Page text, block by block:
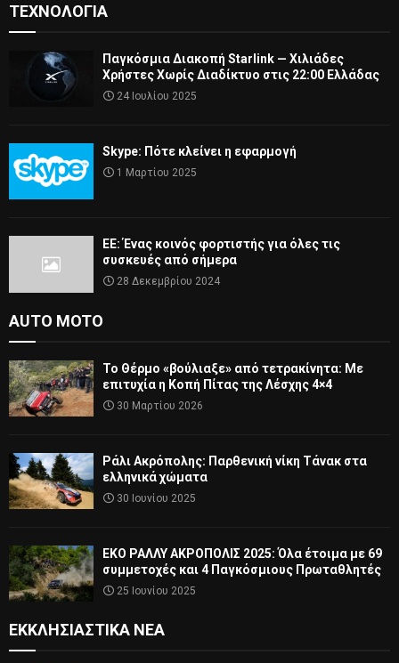
ΤΕΧΝΟΛΟΓΊΑ
Παγκόσμια Διακοπή Starlink — Χιλιάδες
Χρήστες Χωρίς Διαδίκτυο στις 22:00 Ελλάδας
24 Ιουλίου 2025
Skype: Πότε κλείνει η εφαρμογή
1 Μαρτίου 2025
ΕΕ: Ένας κοινός φορτιστής για όλες τις
συσκευές από σήμερα
28 Δεκεμβρίου 2024
AUTO MOTO
Το Θέρμο «βούλιαξε» από τετρακίνητα: Με
επιτυχία η Κοπή Πίτας της Λέσχης 4×4
30 Μαρτίου 2026
Ράλι Ακρόπολης: Παρθενική νίκη Τάνακ στα
ελληνικά χώματα
30 Ιουνίου 2025
ΕΚΟ ΡΑΛΛΥ ΑΚΡΟΠΟΛΙΣ 2025: Όλα έτοιμα με 69
συμμετοχές και 4 Παγκόσμιους Πρωταθλητές
25 Ιουνίου 2025
ΕΚΚΛΗΣΙΑΣΤΙΚΆ ΝΈΑ